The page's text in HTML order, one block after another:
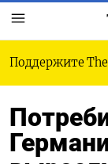
Поддержите